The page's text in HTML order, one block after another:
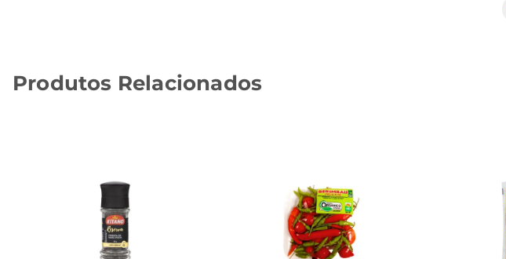
Conservação e Armazenamento
Para manter a qualidade e o sabor da Pimenta do Reino Tropicana, recomenda-
preservar suas propriedades por mais tempo. Assim, você garante que cada grão
Produtos Relacionados